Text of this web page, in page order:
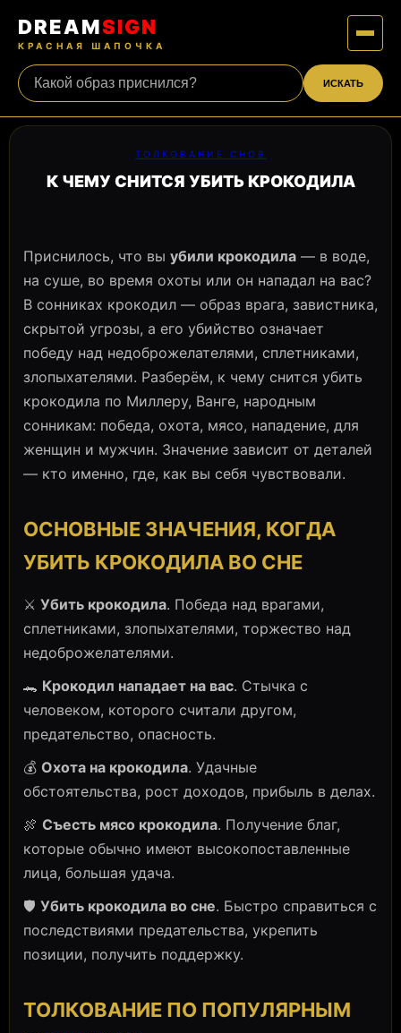
DREAMSIGN
КРАСНАЯ ШАПОЧКА
ИСКАТЬ
ТОЛКОВАНИЕ СНОВ
К ЧЕМУ СНИТСЯ УБИТЬ КРОКОДИЛА
Приснилось, что вы убили крокодила — в воде,
на суше, во время охоты или он нападал на вас?
В сонниках крокодил — образ врага, завистника,
скрытой угрозы, а его убийство означает
победу над недоброжелателями, сплетниками,
злопыхателями. Разберём, к чему снится убить
крокодила по Миллеру, Ванге, народным
сонникам: победа, охота, мясо, нападение, для
женщин и мужчин. Значение зависит от деталей
— кто именно, где, как вы себя чувствовали.
ОСНОВНЫЕ ЗНАЧЕНИЯ, КОГДА
УБИТЬ КРОКОДИЛА ВО СНЕ
⚔️ Убить крокодила. Победа над врагами,
сплетниками, злопыхателями, торжество над
недоброжелателями.
🐊 Крокодил нападает на вас. Стычка с
человеком, которого считали другом,
предательство, опасность.
💰 Охота на крокодила. Удачные
обстоятельства, рост доходов, прибыль в делах.
🍖 Съесть мясо крокодила. Получение благ,
которые обычно имеют высокопоставленные
лица, большая удача.
🛡️ Убить крокодила во сне. Быстро справиться с
последствиями предательства, укрепить
позиции, получить поддержку.
ТОЛКОВАНИЕ ПО ПОПУЛЯРНЫМ